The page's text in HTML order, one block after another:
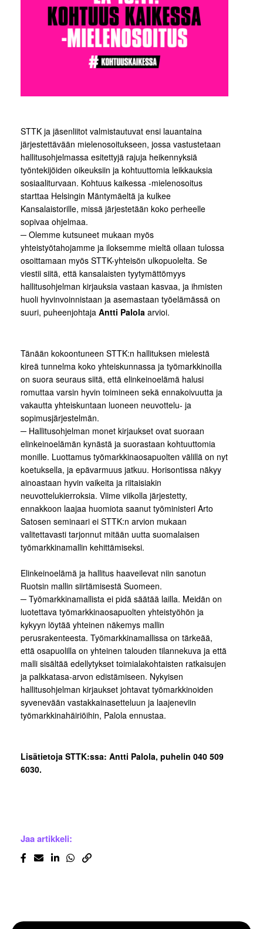
STTK ja jäsenliitot valmistautuvat ensi lauantaina
järjestettävään mielenosoitukseen, jossa vastustetaan
hallitusohjelmassa esitettyjä rajuja heikennyksiä
työntekijöiden oikeuksiin ja kohtuuttomia leikkauksia
sosiaaliturvaan. Kohtuus kaikessa -mielenosoitus
starttaa Helsingin Mäntymäeltä ja kulkee
Kansalaistorille, missä järjestetään koko perheelle
sopivaa ohjelmaa.
─ Olemme kutsuneet mukaan myös
yhteistyötahojamme ja iloksemme mieltä ollaan tulossa
osoittamaan myös STTK-yhteisön ulkopuolelta. Se
viestii siitä, että kansalaisten tyytymättömyys
hallitusohjelman kirjauksia vastaan kasvaa, ja ihmisten
huoli hyvinvoinnistaan ja asemastaan työelämässä on
suuri, puheenjohtaja Antti Palola arvioi.
Tänään kokoontuneen STTK:n hallituksen mielestä
kireä tunnelma koko yhteiskunnassa ja työmarkkinoilla
on suora seuraus siitä, että elinkeinoelämä halusi
romuttaa varsin hyvin toimineen sekä ennakoivuutta ja
vakautta yhteiskuntaan luoneen neuvottelu- ja
sopimusjärjestelmän.
─ Hallitusohjelman monet kirjaukset ovat suoraan
elinkeinoelämän kynästä ja suorastaan kohtuuttomia
monille. Luottamus työmarkkinaosapuolten välillä on nyt
koetuksella, ja epävarmuus jatkuu. Horisontissa näkyy
ainoastaan hyvin vaikeita ja riitaisiakin
neuvottelukierroksia. Viime viikolla järjestetty,
ennakkoon laajaa huomiota saanut työministeri Arto
Satosen seminaari ei STTK:n arvion mukaan
valitettavasti tarjonnut mitään uutta suomalaisen
työmarkkinamallin kehittämiseksi.
Elinkeinoelämä ja hallitus haaveilevat niin sanotun
Ruotsin mallin siirtämisestä Suomeen.
─ Työmarkkinamallista ei pidä säätää lailla. Meidän on
luotettava työmarkkinaosapuolten yhteistyöhön ja
kykyyn löytää yhteinen näkemys mallin
perusrakenteesta. Työmarkkinamallissa on tärkeää,
että osapuolilla on yhteinen talouden tilannekuva ja että
malli sisältää edellytykset toimialakohtaisten ratkaisujen
ja palkkatasa-arvon edistämiseen. Nykyisen
hallitusohjelman kirjaukset johtavat työmarkkinoiden
syvenevään vastakkainasetteluun ja laajeneviin
työmarkkinahäiriöihin, Palola ennustaa.
Lisätietoja STTK:ssa: Antti Palola, puhelin 040 509
6030.
Jaa artikkeli: